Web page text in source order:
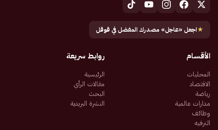
★اجعل «عاجل» مصدرك المفضل في قوقل
الأقسام
المحليات
الاقتصاد
رياضة
مدارات عالمية
وظائف
الترفيه
روابط سريعة
الرئيسية
مقالات الرأي
البحث
النشرة البريدية